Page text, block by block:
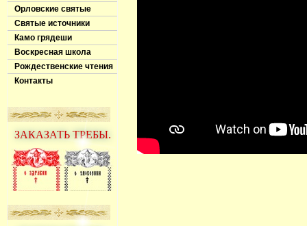
Орловские святые
Святые источники
Камо грядеши
Воскресная школа
Рождественские чтения
Контакты
ЗАКАЗАТЬ ТРЕБЫ.